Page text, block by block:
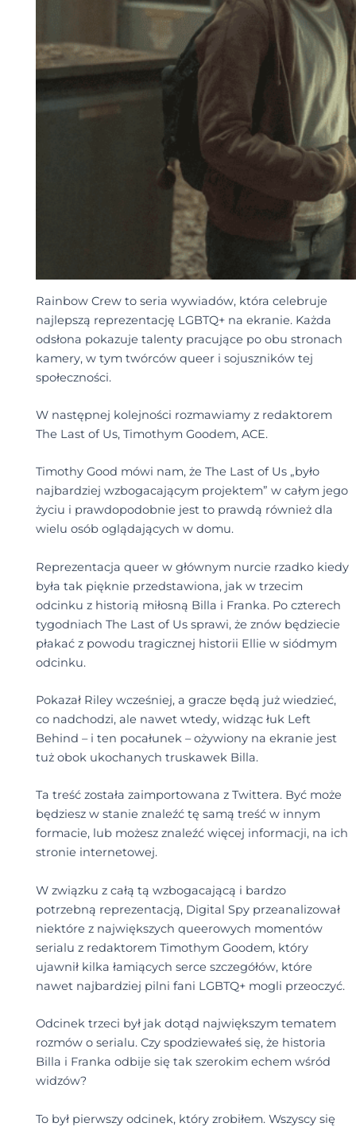
Rainbow Crew to seria wywiadów, która celebruje
najlepszą reprezentację LGBTQ+ na ekranie. Każda
odsłona pokazuje talenty pracujące po obu stronach
kamery, w tym twórców queer i sojuszników tej
społeczności.
W następnej kolejności rozmawiamy z redaktorem
The Last of Us, Timothym Goodem, ACE.
Timothy Good mówi nam, że The Last of Us „było
najbardziej wzbogacającym projektem” w całym jego
życiu i prawdopodobnie jest to prawdą również dla
wielu osób oglądających w domu.
Reprezentacja queer w głównym nurcie rzadko kiedy
była tak pięknie przedstawiona, jak w trzecim
odcinku z historią miłosną Billa i Franka. Po czterech
tygodniach The Last of Us sprawi, że znów będziecie
płakać z powodu tragicznej historii Ellie w siódmym
odcinku.
Pokazał Riley wcześniej, a gracze będą już wiedzieć,
co nadchodzi, ale nawet wtedy, widząc łuk Left
Behind – i ten pocałunek – ożywiony na ekranie jest
tuż obok ukochanych truskawek Billa.
Ta treść została zaimportowana z Twittera. Być może
będziesz w stanie znaleźć tę samą treść w innym
formacie, lub możesz znaleźć więcej informacji, na ich
stronie internetowej.
W związku z całą tą wzbogacającą i bardzo
potrzebną reprezentacją, Digital Spy przeanalizował
niektóre z największych queerowych momentów
serialu z redaktorem Timothym Goodem, który
ujawnił kilka łamiących serce szczegółów, które
nawet najbardziej pilni fani LGBTQ+ mogli przeoczyć.
Odcinek trzeci był jak dotąd największym tematem
rozmów o serialu. Czy spodziewałeś się, że historia
Billa i Franka odbije się tak szerokim echem wśród
widzów?
To był pierwszy odcinek, który zrobiłem. Wszyscy się